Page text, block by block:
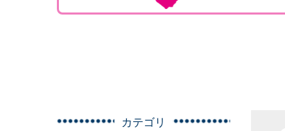
カテゴリ